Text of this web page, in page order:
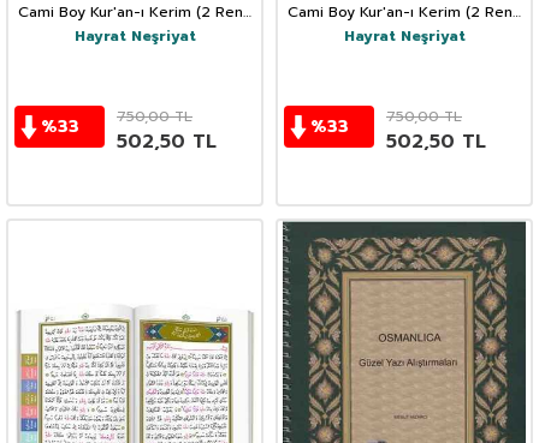
Cami Boy Kur'an-ı Kerim (2 Renk
Bordo Mühürlü)
Hayrat Neşriyat
%33 750,00TL
502,50 TL
Cami Boy Kur'an-ı Kerim (2 Renk
Yeşil Mühürlü)
Hayrat Neşriyat
%33 750,00TL
502,50 TL